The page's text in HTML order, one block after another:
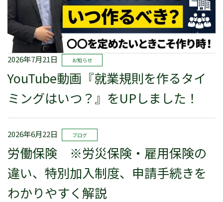
2026年7月21日 お知らせ
YouTube動画『就業規則を作るタイ
ミングはいつ？』をUPしました！
2026年6月22日 ブログ
労働保険 ※労災保険・雇用保険の
違い、特別加入制度、申請手続きを
わかりやすく解説